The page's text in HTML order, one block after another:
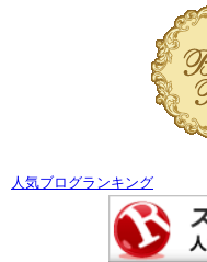
人気ブログランキング